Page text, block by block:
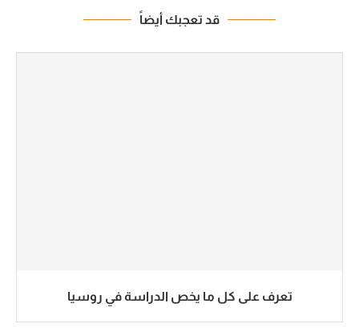
قد تعجبك أيضاً
تعرف على كل ما يخص الدراسة في روسيا